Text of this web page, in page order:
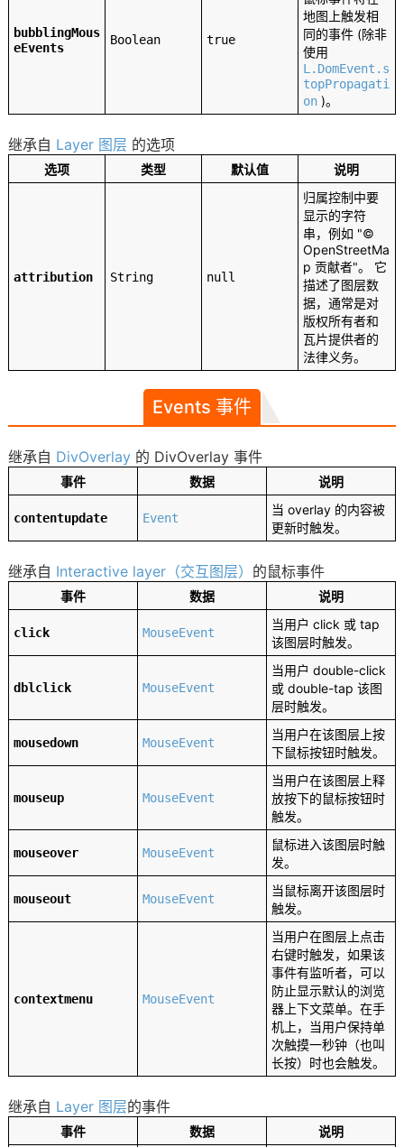
bubblingMous
eEvents
Boolean true
地图上触发相
同的事件 (除非
使用
L.DomEvent.s
topPropagati
on)。
继承自 Layer 图层 的选项
选项 类型 默认值 说明
attribution String null
归属控制中要
显示的字符
串，例如 "©
OpenStreetMa
p 贡献者"。 它
描述了图层数
据，通常是对
版权所有者和
瓦片提供者的
法律义务。
Events 事件
继承自 DivOverlay的 DivOverlay 事件
事件 数据 说明
contentupdate Event
当 overlay 的内容被
更新时触发。
继承自 Interactive layer（交互图层） 的鼠标事件
事件 数据 说明
click MouseEvent
当用户 click 或 tap
该图层时触发。
dblclick MouseEvent
当用户 double-click
或 double-tap 该图
层时触发。
mousedown MouseEvent
当用户在该图层上按
下鼠标按钮时触发。
mouseup MouseEvent
当用户在该图层上释
放按下的鼠标按钮时
触发。
mouseover MouseEvent
鼠标进入该图层时触
发。
mouseout MouseEvent
当鼠标离开该图层时
触发。
contextmenu MouseEvent
当用户在图层上点击
右键时触发，如果该
事件有监听者，可以
防止显示默认的浏览
器上下文菜单。在手
机上，当用户保持单
次触摸一秒钟（也叫
长按）时也会触发。
继承自 Layer 图层的事件
事件 数据 说明